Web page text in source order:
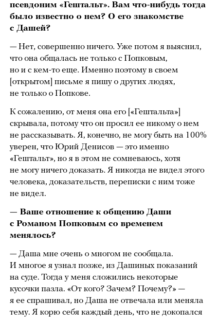
псевдоним «Гештальт». Вам что-нибудь тогда
было известно о нем? О его знакомстве
с Дашей?
— Нет, совершенно ничего. Уже потом я выяснил,
что она общалась не только с Попковым,
но и с кем-то еще. Именно поэтому в своем
[открытом] письме я пишу о других людях,
не только о Попкове.
К сожалению, от меня она его [«Гештальта»]
скрывала, потому что он просил ее никому о нем
не рассказывать. Я, конечно, не могу быть на 100%
уверен, что Юрий Денисов — это именно
«Гештальт», но я в этом не сомневаюсь, хотя
не могу ничего доказать. Я никогда не видел этого
человека, доказательств, переписки с ним тоже
не видел.
— Ваше отношение к общению Даши
с Романом Попковым со временем
менялось?
— Даша мне очень о многом не сообщала.
И многое я узнал позже, из Дашиных показаний
на суде. Тогда у меня сложились некоторые
кусочки пазла. «От кого? Зачем? Почему?» —
я ее спрашивал, но Даша не отвечала или меняла
тему. Я корю себя каждый день, что не докопался